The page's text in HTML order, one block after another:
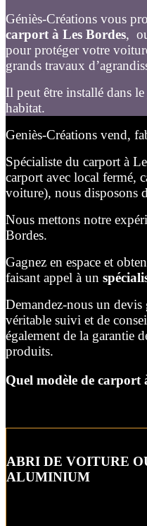
Géniès-Créations vous
carport à Les Bordes,
pour protéger votre
grands travaux
Il peut être installé dans
habitat.
Geniès-Créations vend,
Spécialiste du carport à
carport avec local fermé,
voiture), nous disposons
Nous mettons notre
Bordes.
Gagnez en espace et
faisant appel à un
Demandez-nous un devis
véritable suivi et de
également de la garantie
produits.
Quel modèle de carport
ABRI DE VOITURE
ALUMINIUM